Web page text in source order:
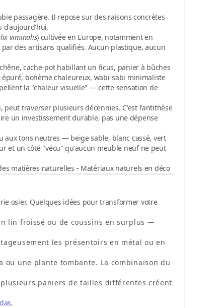
passagère. Il repose sur des raisons concrètes
d'aujourd'hui.
viminalis) cultivée en Europe, notamment en
des artisans qualifiés. Aucun plastique, aucun
cache-pot habillant un ficus, panier à bûches
bohème chaleureux, wabi-sabi minimaliste
la "chaleur visuelle" — cette sensation de
traverser plusieurs décennies. C'est l'antithèse
un investissement durable, pas une dépense
aux tons neutres — beige sable, blanc cassé, vert
et un côté "vécu" qu'aucun meuble neuf ne peut
matières naturelles - Matériaux naturels en déco
osier. Quelques idées pour transformer votre
lin froissé ou de coussins en surplus —
les présentoirs en métal ou en
ou une plante tombante. La combinaison du
paniers de tailles différentes créent
.